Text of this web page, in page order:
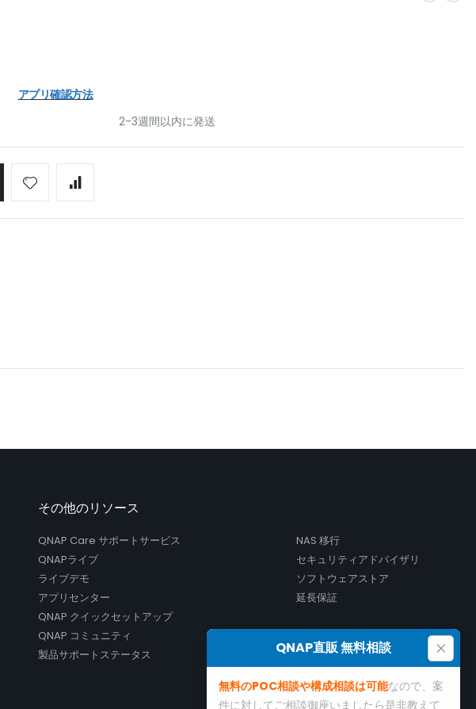
アプリ確認方法
2-3週間以内に発送
その他のリソース
QNAP Care サポートサービス
QNAPライブ
ライブデモ
アプリセンター
QNAP クイックセットアップ
QNAP コミュニティ
製品サポートステータス
NAS 移行
セキュリティアドバイザリ
ソフトウェアストア
延長保証
QNAP直販 無料相談 ×
無料のPOC相談や構成相談は可能なので、案
件に対してご相談御座いましたら是非教えて